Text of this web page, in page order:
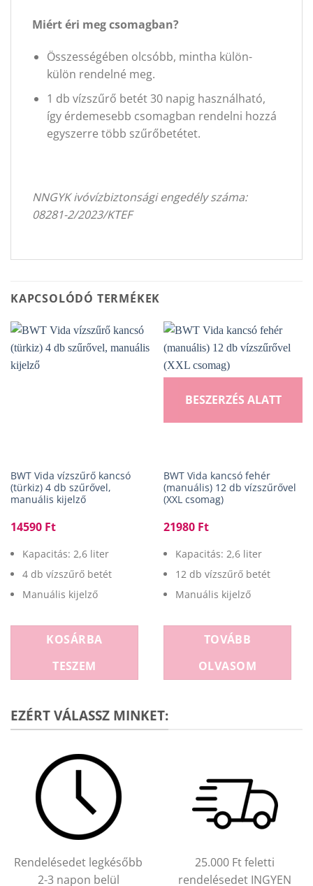
Miért éri meg csomagban?
Összességében olcsóbb, mintha külön-
külön rendelné meg.
1 db vízszűrő betét 30 napig használható,
így érdemesebb csomagban rendelni hozzá
egyszerre több szűrőbetétet.
NNGYK ivóvízbiztonsági engedély száma:
08281-2/2023/KTEF
KAPCSOLÓDÓ TERMÉKEK
BWT Vida vízszűrő kancsó
(türkiz) 4 db szűrővel,
manuális kijelző
14590 Ft
Kapacitás: 2,6 liter
4 db vízszűrő betét
Manuális kijelző
KOSÁRBA
TESZEM
BESZERZÉS ALATT
BWT Vida kancsó fehér
(manuális) 12 db vízszűrővel
(XXL csomag)
21980 Ft
Kapacitás: 2,6 liter
12 db vízszűrő betét
Manuális kijelző
TOVÁBB
OLVASOM
EZÉRT VÁLASSZ MINKET:
Rendelésedet legkésőbb
2-3 napon belül
25.000 Ft feletti
rendelésedet INGYEN